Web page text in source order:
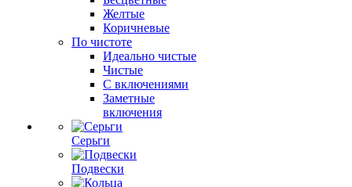
Желтые
Коричневые
По чистоте
Идеально чистые
Чистые
С включениями
Заметные
включения
Серьги
Подвески